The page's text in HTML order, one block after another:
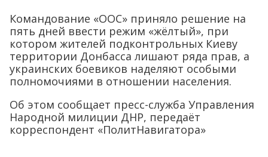
Командование «ООС» приняло решение на
пять дней ввести режим «жёлтый», при
котором жителей подконтрольных Киеву
территории Донбасса лишают ряда прав, а
украинских боевиков наделяют особыми
полномочиями в отношении населения.
Об этом сообщает пресс-служба Управления
Народной милиции ДНР, передаёт
корреспондент «ПолитНавигатора»